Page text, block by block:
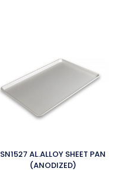
SN1527 AL.ALLOY SHEET PAN
(ANODIZED)